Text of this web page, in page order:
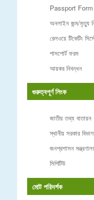
Passport Form
অনলাইন জন্ম/মৃত্যু
রেলওয়ে টিকেটিং
পাসপোর্ট ফরম
আয়কর নিবন্ধন
গুরুত্বপূর্ণ লিংক
জাতীয় তথ্য বাতায়ন
স্থানীয় সরকার বিভাগ
জনপ্রশাসন
সিপিটিউ
মোট পরিদর্শক